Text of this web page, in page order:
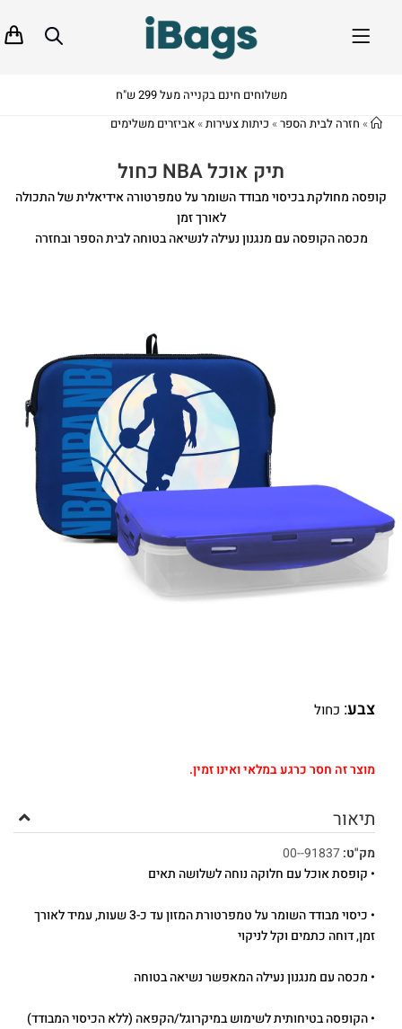
משלוחים חינם בקנייה מעל 299 ש"ח
» חזרה לבית הספר» כיתות צעירות»אביזרים משלימים
תיק אוכל NBA כחול
קופסה מחולקת בכיסוי מבודד השומר על טמפרטורה אידיאלית של התכולה
לאורך זמן
מכסה הקופסה עם מנגנון נעילה לנשיאה בטוחה לבית הספר ובחזרה
צבע: כחול
מוצר זה חסר כרגע במלאי ואינו זמין.
תיאור
מק"ט:91837--00
• קופסת אוכל עם חלוקה נוחה לשלושה תאים
• כיסוי מבודד השומר על טמפרטורת המזון עד כ-3 שעות, עמיד לאורך
זמן, דוחה כתמים וקל לניקוי
• מכסה עם מנגנון נעילה המאפשר נשיאה בטוחה
• הקופסה בטיחותית לשימוש במיקרוגל/הקפאה (ללא הכיסוי המבודד)